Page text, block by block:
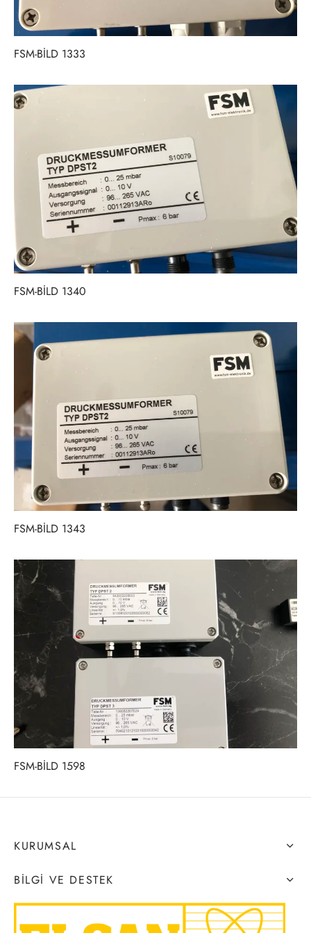
FSM-BİLD 1333
FSM-BİLD 1340
FSM-BİLD 1343
FSM-BİLD 1598
KURUMSAL
BILGI VE DESTEK